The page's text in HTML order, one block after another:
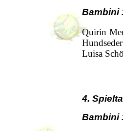
Quirin
Luisa
4.